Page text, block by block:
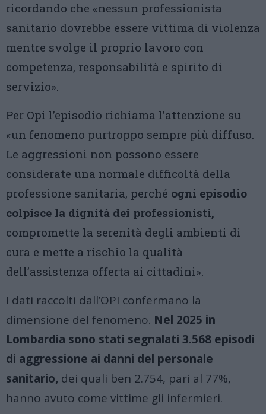
ricordando che «nessun professionista
sanitario dovrebbe essere vittima di violenza
mentre svolge il proprio lavoro con
competenza, responsabilità e spirito di
servizio».
Per Opi l’episodio richiama l’attenzione su
«un fenomeno purtroppo sempre più diffuso.
Le aggressioni non possono essere
considerate una normale difficoltà della
professione sanitaria, perché ogni episodio
colpisce la dignità dei professionisti,
compromette la serenità degli ambienti di
cura e mette a rischio la qualità
dell’assistenza offerta ai cittadini».
I dati raccolti dall’OPI confermano la
dimensione del fenomeno. Nel 2025 in
Lombardia sono stati segnalati 3.568 episodi
di aggressione ai danni del personale
sanitario, dei quali ben 2.754, pari al 77%,
hanno avuto come vittime gli infermieri.